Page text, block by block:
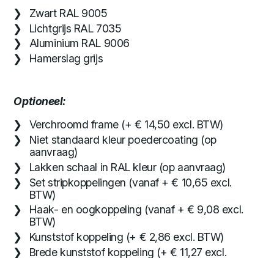
Zwart RAL 9005
Lichtgrijs RAL 7035
Aluminium RAL 9006
Hamerslag grijs
Optioneel:
Verchroomd frame (+ € 14,50 excl. BTW)
Niet standaard kleur poedercoating (op
aanvraag)
Lakken schaal in RAL kleur (op aanvraag)
Set stripkoppelingen (vanaf + € 10,65 excl.
BTW)
Haak- en oogkoppeling (vanaf + € 9,08 excl.
BTW)
Kunststof koppeling (+ € 2,86 excl. BTW)
Brede kunststof koppeling (+ € 11,27 excl.